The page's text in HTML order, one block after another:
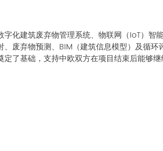
字化建筑废弃物管理系统、物联网（IoT）智
、废弃物预测、BIM（建筑信息模型）及循
定了基础，支持中欧双方在项目结束后能够